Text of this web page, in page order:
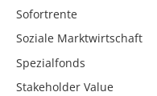
Sofortrente
Soziale Marktwirtschaft
Spezialfonds
Stakeholder Value